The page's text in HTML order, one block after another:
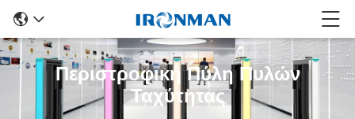
Περιστροφική Πύλη Πυλών
Ταχύτητας